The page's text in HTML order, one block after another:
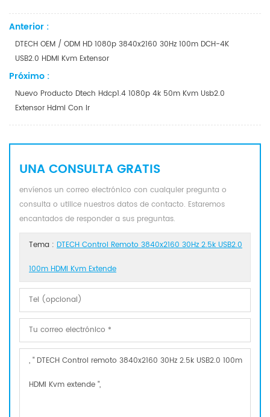
Anterior :
DTECH OEM / ODM HD 1080p 3840x2160 30Hz 100m DCH-4K
USB2.0 HDMI Kvm Extensor
Próximo :
Nuevo Producto Dtech Hdcp1.4 1080p 4k 50m Kvm Usb2.0
Extensor Hdmi Con Ir
UNA CONSULTA GRATIS
envíenos un correo electrónico con cualquier pregunta o
consulta o utilice nuestros datos de contacto. Estaremos
encantados de responder a sus preguntas.
Tema : DTECH Control Remoto 3840x2160 30Hz 2.5k USB2.0
100m HDMI Kvm Extende